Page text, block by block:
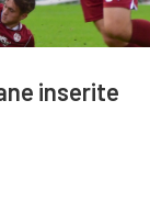
inserite